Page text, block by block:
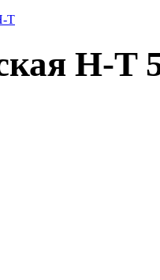
T
H-T